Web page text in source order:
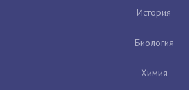
История
Биология
Химия